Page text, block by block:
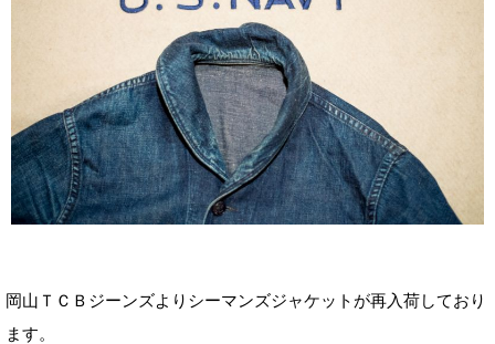
岡山ＴＣＢジーンズよりシーマンズジャケットが再入荷しており
ます。